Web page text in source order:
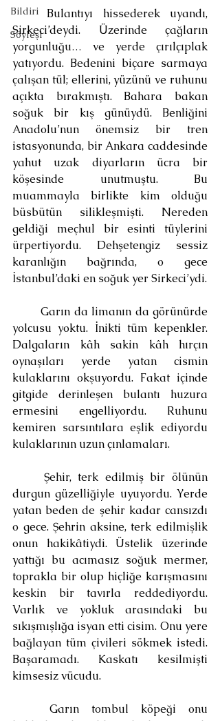
Bildiri
Söyleşi
	Bulantıyı hissederek uyandı,
Sirkeci’deydi. Üzerinde çağların
yorgunluğu… ve yerde çırılçıplak
yatıyordu. Bedenini biçare sarmaya
çalışan tül; ellerini, yüzünü ve ruhunu
açıkta bırakmıştı. Bahara bakan
soğuk bir kış günüydü. Benliğini
Anadolu’nun önemsiz bir tren
istasyonunda, bir Ankara caddesinde
yahut uzak diyarların ücra bir
köşesinde unutmuştu. Bu
muammayla birlikte kim olduğu
büsbütün silikleşmişti. Nereden
geldiği meçhul bir esinti tüylerini
ürpertiyordu. Dehşetengiz sessiz
karanlığın bağrında, o gece
İstanbul’daki en soğuk yer Sirkeci’ydi.
	Garın da limanın da görünürde
yolcusu yoktu. İnikti tüm kepenkler.
Dalgaların kâh sakin kâh hırçın
oynaşıları yerde yatan cismin
kulaklarını okşuyordu. Fakat içinde
gitgide derinleşen bulantı huzura
ermesini engelliyordu. Ruhunu
kemiren sarsıntılara eşlik ediyordu
kulaklarının uzun çınlamaları.
durgun güzelliğiyle uyuyordu. Yerde
yatan beden de şehir kadar cansızdı
o gece. Şehrin aksine, terk edilmişlik
onun hakikâtiydi. Üstelik üzerinde
yattığı bu acımasız soğuk mermer,
toprakla bir olup hiçliğe karışmasını
keskin bir tavırla reddediyordu.
Varlık ve yokluk arasındaki bu
sıkışmışlığa isyan etti cisim. Onu yere
bağlayan tüm çivileri sökmek istedi.
Başaramadı. Kaskatı kesilmişti
kimsesiz vücudu.